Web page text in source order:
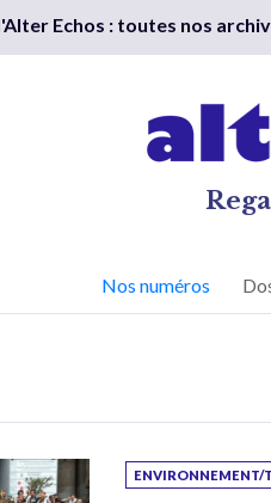
Echos : toutes nos
Nos numéros
ENVIRONNEMENT/